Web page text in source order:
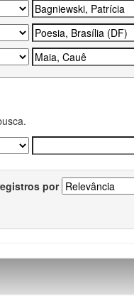
por